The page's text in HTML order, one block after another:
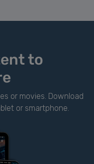
to
or movies. Download
or smartphone.